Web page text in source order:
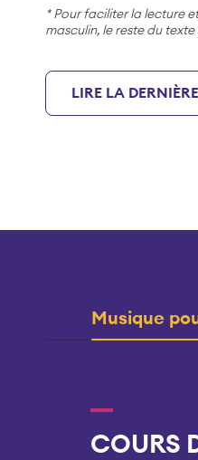
* Pour faciliter la lecture
masculin, le reste du
LIRE LA
Musique
COURS